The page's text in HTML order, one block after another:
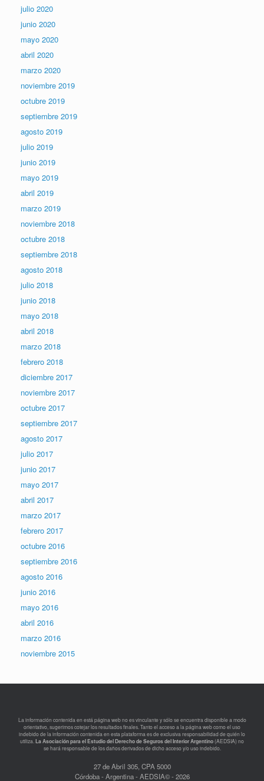
julio 2020
junio 2020
mayo 2020
abril 2020
marzo 2020
noviembre 2019
octubre 2019
septiembre 2019
agosto 2019
julio 2019
junio 2019
mayo 2019
abril 2019
marzo 2019
noviembre 2018
octubre 2018
septiembre 2018
agosto 2018
julio 2018
junio 2018
mayo 2018
abril 2018
marzo 2018
febrero 2018
diciembre 2017
noviembre 2017
octubre 2017
septiembre 2017
agosto 2017
julio 2017
junio 2017
mayo 2017
abril 2017
marzo 2017
febrero 2017
octubre 2016
septiembre 2016
agosto 2016
junio 2016
mayo 2016
abril 2016
marzo 2016
noviembre 2015
La información contenida en está página web no es vinculante y sólo se encuentra disponible a modo
orientativo, sugerimos cotejar los resultados finales. Tanto el acceso a la página web como el uso
indebido de la información contenida en esta plataforma es de exclusiva responsabilidad de quién lo
utiliza. La Asociación para el Estudio del Derecho de Seguros del Interior Argentino(AEDSIA) no
se hará responsable de los daños derivados de dicho acceso y/o uso indebido.
27 de Abril 305, CPA 5000
Córdoba - Argentina - AEDSIA© - 2026